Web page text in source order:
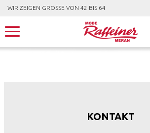
KONTAKT
WIR ZEIGEN GRÖSSE VON 42 BIS 64